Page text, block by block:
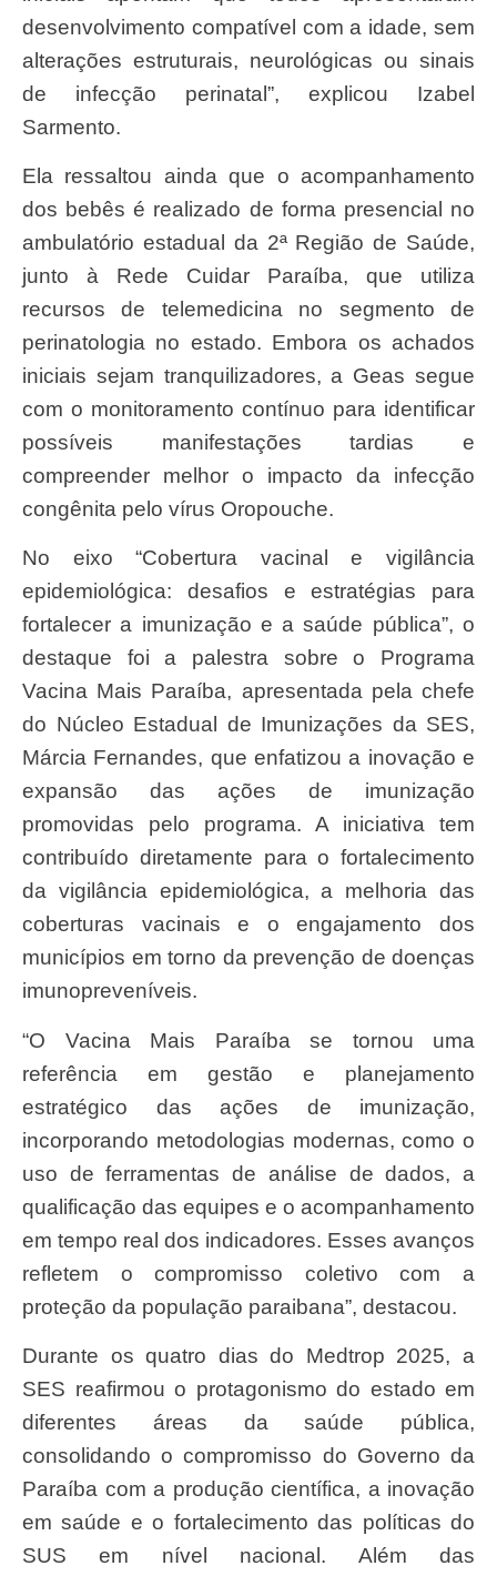
desenvolvimento compatível com a idade, sem
alterações estruturais, neurológicas ou sinais
de infecção perinatal”, explicou Izabel
Sarmento.
Ela ressaltou ainda que o acompanhamento
dos bebês é realizado de forma presencial no
ambulatório estadual da 2ª Região de Saúde,
junto à Rede Cuidar Paraíba, que utiliza
recursos de telemedicina no segmento de
perinatologia no estado. Embora os achados
iniciais sejam tranquilizadores, a Geas segue
com o monitoramento contínuo para identificar
possíveis manifestações tardias e
compreender melhor o impacto da infecção
congênita pelo vírus Oropouche.
No eixo “Cobertura vacinal e vigilância
epidemiológica: desafios e estratégias para
fortalecer a imunização e a saúde pública”, o
destaque foi a palestra sobre o Programa
Vacina Mais Paraíba, apresentada pela chefe
do Núcleo Estadual de Imunizações da SES,
Márcia Fernandes, que enfatizou a inovação e
expansão das ações de imunização
promovidas pelo programa. A iniciativa tem
contribuído diretamente para o fortalecimento
da vigilância epidemiológica, a melhoria das
coberturas vacinais e o engajamento dos
municípios em torno da prevenção de doenças
imunopreveníveis.
“O Vacina Mais Paraíba se tornou uma
referência em gestão e planejamento
estratégico das ações de imunização,
incorporando metodologias modernas, como o
uso de ferramentas de análise de dados, a
qualificação das equipes e o acompanhamento
em tempo real dos indicadores. Esses avanços
refletem o compromisso coletivo com a
proteção da população paraibana”, destacou.
Durante os quatro dias do Medtrop 2025, a
SES reafirmou o protagonismo do estado em
diferentes áreas da saúde pública,
consolidando o compromisso do Governo da
Paraíba com a produção científica, a inovação
em saúde e o fortalecimento das políticas do
SUS em nível nacional. Além das